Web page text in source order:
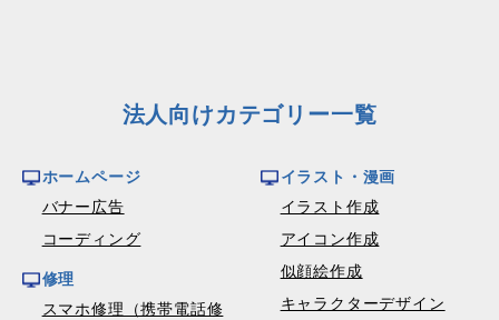
法人向けカテゴリー一覧
ホームページ
バナー広告
コーディング
修理
スマホ修理（携帯電話修
イラスト・漫画
イラスト作成
アイコン作成
似顔絵作成
キャラクターデザイン